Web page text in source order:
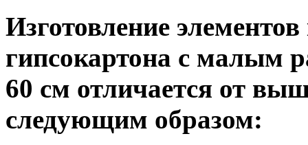
Изготовление
гипсокартона с малым
60 см отличается от
следующим образом: